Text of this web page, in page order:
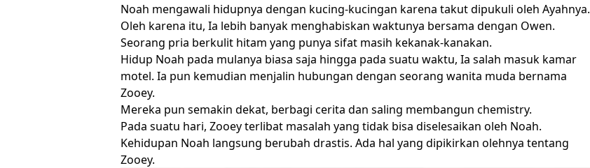
Noah mengawali hidupnya dengan kucing-kucingan karena takut dipukuli oleh Ayahnya.
Oleh karena itu, Ia lebih banyak menghabiskan waktunya bersama dengan Owen.
Seorang pria berkulit hitam yang punya sifat masih kekanak-kanakan.
Hidup Noah pada mulanya biasa saja hingga pada suatu waktu, Ia salah masuk kamar
motel. Ia pun kemudian menjalin hubungan dengan seorang wanita muda bernama
Zooey.
Mereka pun semakin dekat, berbagi cerita dan saling membangun chemistry.
Pada suatu hari, Zooey terlibat masalah yang tidak bisa diselesaikan oleh Noah.
Kehidupan Noah langsung berubah drastis. Ada hal yang dipikirkan olehnya tentang
Zooey.